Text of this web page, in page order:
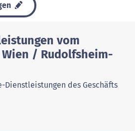
vom
Wien / Rudolfsheim-
Dienstleistungen des Geschäfts